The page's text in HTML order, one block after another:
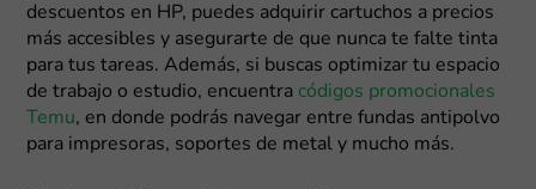
descuentos en HP, puedes adquirir cartuchos a precios
más accesibles y asegurarte de que nunca te falte tinta
para tus tareas. Además, si buscas optimizar tu espacio
de trabajo o estudio, encuentra códigos promocionales
Temu, en donde podrás navegar entre fundas antipolvo
para impresoras, soportes de metal y mucho más.